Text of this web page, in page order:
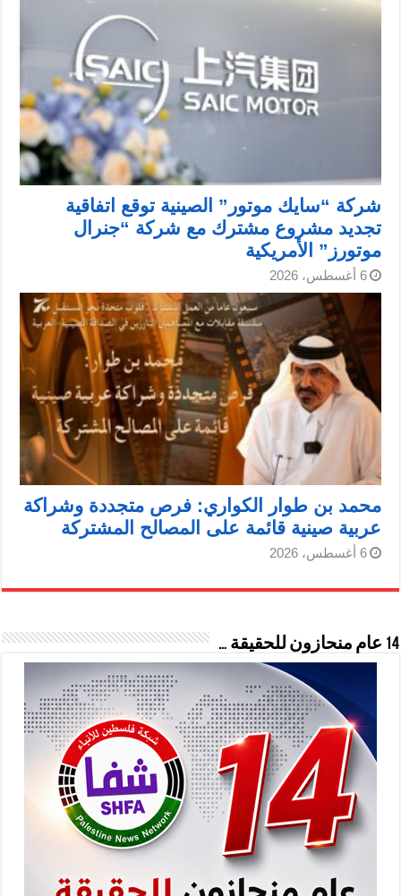
شركة “سايك موتور” الصينية توقع اتفاقية
تجديد مشروع مشترك مع شركة “جنرال
موتورز” الأمريكية
6 أغسطس، 2026
محمد بن طوار الكواري: فرص متجددة وشراكة
عربية صينية قائمة على المصالح المشتركة
6 أغسطس، 2026
14 عام منحازون للحقيقة …